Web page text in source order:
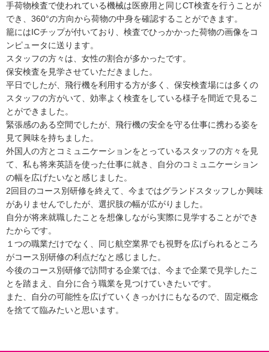
手荷物検査で使われている機械は医療用と同じCT検査を行うことが
でき、360°の方向から荷物の中身を確認することができます。
籠にはICチップが付いており、検査でひっかかった荷物の画像をコ
ンピュータに送ります。
スタッフの方々は、女性の割合が多かったです。
保安検査を見学させていただきました。
平日でしたが、飛行機を利用する方が多く、保安検査場には多くの
スタッフの方がいて、効率よく検査をしている様子を間近で見るこ
とができました。
緊張感のある空間でしたが、飛行機の安全を守る仕事に携わる姿を
見て興味を持ちました。
外国人の方とコミュニケーションをとっているスタッフの方々を見
て、私も将来英語を使った仕事に就き、自分のコミュニケーション
の幅を広げたいなと感じました。
2回目のコース別研修を終えて、今まではグランドスタッフしか興味
がありませんでしたが、選択肢の幅が広がりました。
自分が将来就職したことを想像しながら実際に見学することができ
たからです。
１つの職業だけでなく、同じ航空業界でも視野を広げられるところ
がコース別研修の利点だなと感じました。
今後のコース別研修で訪問する企業では、今まで企業で見学したこ
とを踏まえ、自分に合う職業を見つけていきたいです。
また、自分の可能性を広げていくきっかけにもなるので、固定概念
を捨てて臨みたいと思います。